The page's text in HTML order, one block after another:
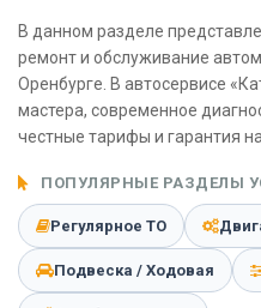
В данном разделе
ремонт и обслуживание
Оренбурге. В автосервисе
мастера, современное
честные тарифы и гарантия
ПОПУЛЯРНЫЕ РАЗДЕЛЫ
Регулярное ТО
Подвеска / Ходовая